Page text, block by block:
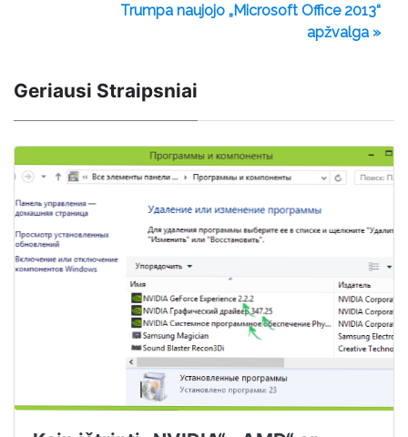
Trumpa naujojo „Microsoft Office 2013“
apžvalga »
Geriausi Straipsniai